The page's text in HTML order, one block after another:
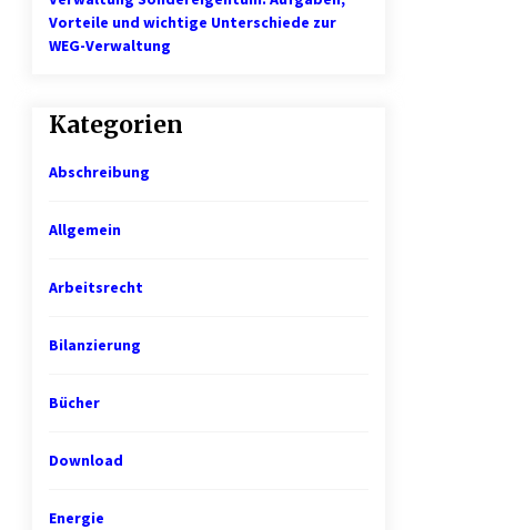
Vorteile und wichtige Unterschiede zur
WEG-Verwaltung
Kategorien
Abschreibung
Allgemein
Arbeitsrecht
Bilanzierung
Bücher
Download
Energie